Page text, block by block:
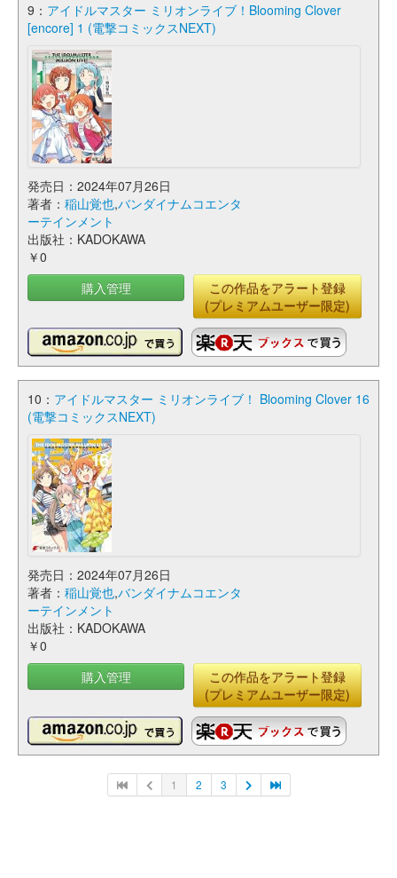
9： アイドルマスター ミリオンライブ！Blooming Clover
[encore] 1 (電撃コミックスNEXT)
発売日：2024年07月26日
著者： 稲山覚也,バンダイナムコエンタ
ーテインメント
出版社：KADOKAWA
￥0
購入管理
この作品をアラート登録
(プレミアムユーザー限定)
10： アイドルマスター ミリオンライブ！ Blooming Clover 16
(電撃コミックスNEXT)
発売日：2024年07月26日
著者： 稲山覚也,バンダイナムコエンタ
ーテインメント
出版社：KADOKAWA
￥0
購入管理
この作品をアラート登録
(プレミアムユーザー限定)
1 2 3